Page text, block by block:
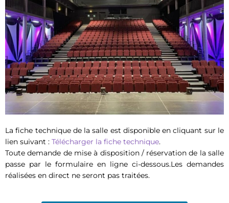
La fiche technique de la salle est disponible en cliquant sur le
lien suivant : Télécharger la fiche technique.
Toute demande de mise à disposition / réservation de la salle
passe par le formulaire en ligne ci-dessous.Les demandes
réalisées en direct ne seront pas traitées.